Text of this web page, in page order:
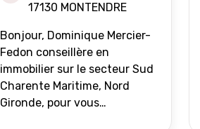
17130 MONTENDRE
Bonjour, Dominique Mercier-
Fedon conseillère en
immobilier sur le secteur Sud
Charente Maritime, Nord
Gironde, pour vous